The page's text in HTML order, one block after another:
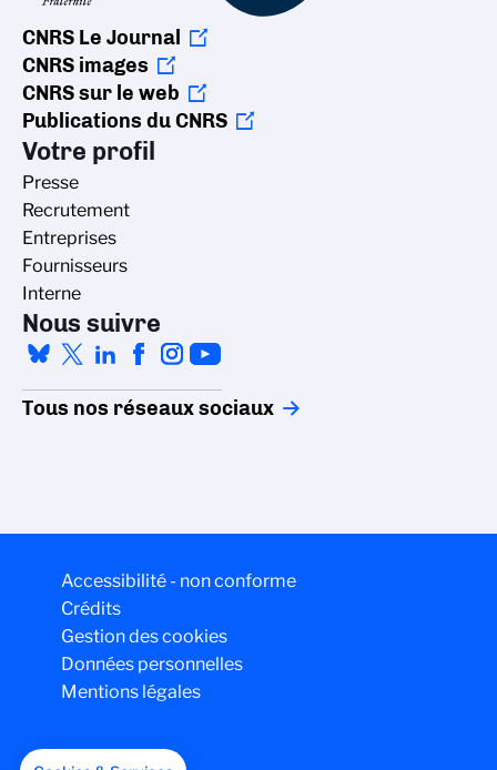
CNRS Le Journal
CNRS images
CNRS sur le web
Publications du CNRS
Votre profil
Presse
Recrutement
Entreprises
Fournisseurs
Interne
Nous suivre
Tous nos réseaux sociaux
Accessibilité - non conforme
Crédits
Gestion des cookies
Données personnelles
Mentions légales